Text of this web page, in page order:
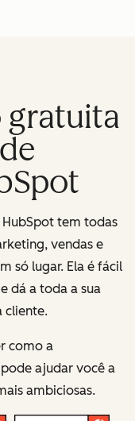
gratuita
tem todas
vendas e
só lugar. Ela é fácil
dá a toda a sua
cliente.
como a
ajudar você a
ambiciosas.